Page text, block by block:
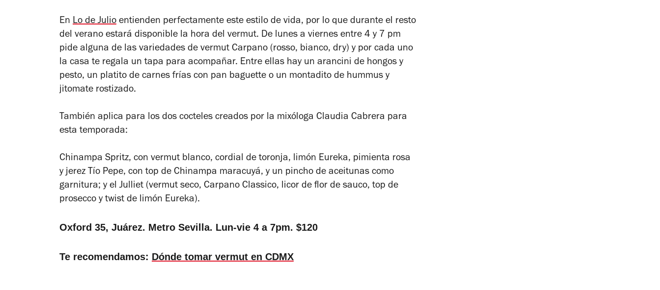
En Lo de Julio entienden perfectamente este estilo de vida, por lo que durante el resto
del verano estará disponible la hora del vermut. De lunes a viernes entre 4 y 7 pm
pide alguna de las variedades de vermut Carpano (rosso, bianco, dry) y por cada uno
la casa te regala un tapa para acompañar. Entre ellas hay un arancini de hongos y
pesto, un platito de carnes frías con pan baguette o un montadito de hummus y
jitomate rostizado.
También aplica para los dos cocteles creados por la mixóloga Claudia Cabrera para
esta temporada:
Chinampa Spritz, con vermut blanco, cordial de toronja, limón Eureka, pimienta rosa
y jerez Tío Pepe, con top de Chinampa maracuyá, y un pincho de aceitunas como
garnitura; y el Julliet (vermut seco, Carpano Classico, licor de flor de sauco, top de
prosecco y twist de limón Eureka).
Oxford 35, Juárez. Metro Sevilla. Lun-vie 4 a 7pm. $120
Te recomendamos: Dónde tomar vermut en CDMX